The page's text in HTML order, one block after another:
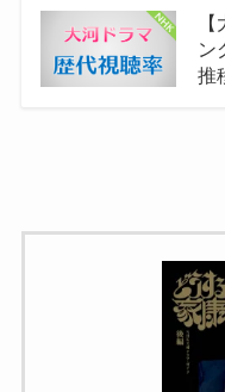
ン
推